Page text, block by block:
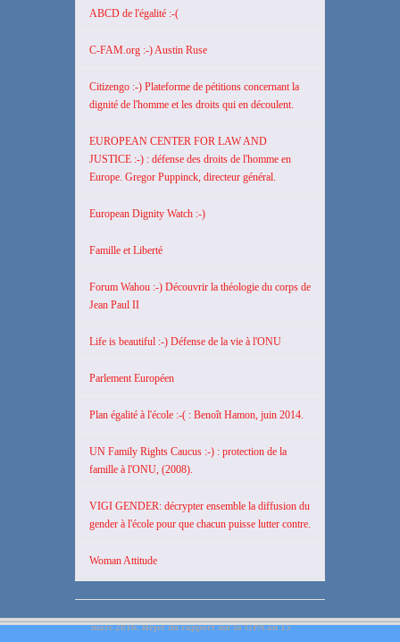
ABCD de l'égalité :-(
C-FAM.org :-) Austin Ruse
Citizengo :-) Plateforme de pétitions concernant la
dignité de l'homme et les droits qui en découlent.
EUROPEAN CENTER FOR LAW AND
JUSTICE :-) : défense des droits de l'homme en
Europe. Gregor Puppinck, directeur général.
European Dignity Watch :-)
Famille et Liberté
Forum Wahou :-) Découvrir la théologie du corps de
Jean Paul II
Life is beautiful :-) Défense de la vie à l'ONU
Parlement Européen
Plan égalité à l'école :-( : Benoît Hamon, juin 2014.
UN Family Rights Caucus :-) : protection de la
famille à l'ONU, (2008).
VIGI GENDER: décrypter ensemble la diffusion du
gender à l'école pour que chacun puisse lutter contre.
Woman Attitude
15 mars 2016. Rejet du rapport sur la GPA au